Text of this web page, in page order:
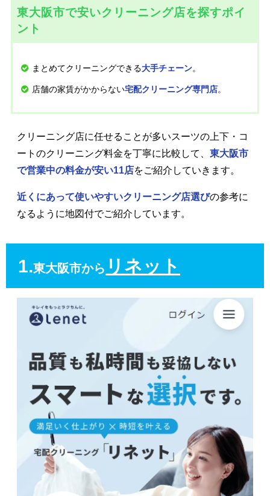
東大阪市で安いクリーニング店を探すポイ
ント
まとめてクリーニングできる大手チェーン。
店舗の家賃がかからない宅配クリーニング専門店。
クリーニング店に任せることが多いスーツの上下・コ
ートのクリーニング料金を丁寧に比較して、 東大阪市
で営業中の料金が安い11店をご紹介していきます。
近くにあって使いやすいクリーニング店選びの参考に
なるように地図付でご紹介しています。
1.東大阪市から リネット